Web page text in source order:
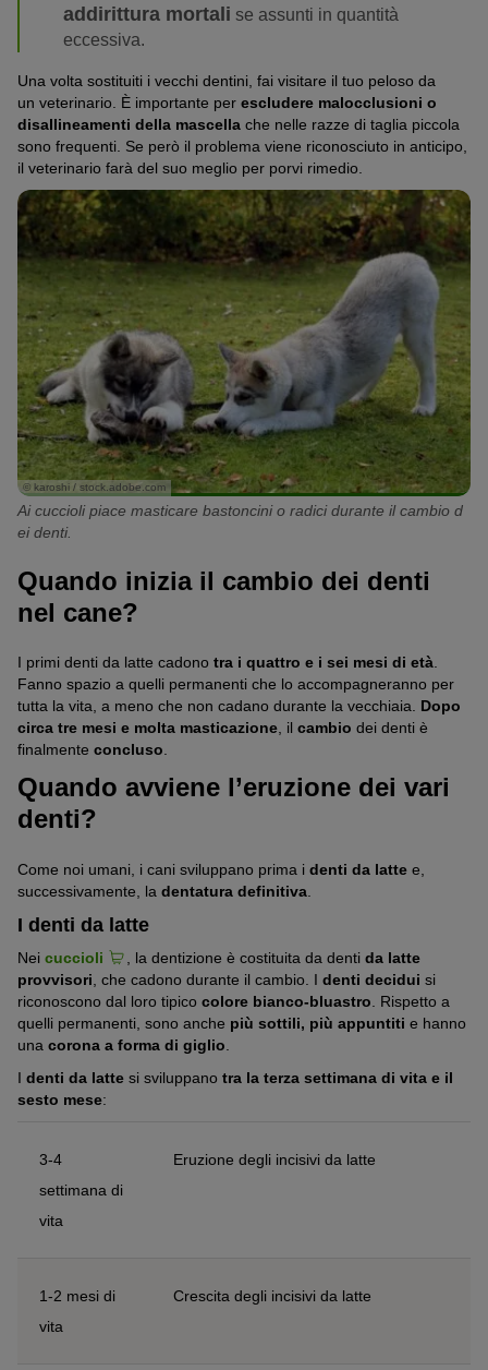
addirittura mortali se assunti in quantità
eccessiva.
Una volta sostituiti i vecchi dentini, fai visitare il tuo peloso da
un veterinario. È importante per escludere malocclusioni o
disallineamenti della mascella che nelle razze di taglia piccola
sono frequenti. Se però il problema viene riconosciuto in anticipo,
il veterinario farà del suo meglio per porvi rimedio.
© karoshi / stock.adobe.com
Ai cuccioli piace masticare bastoncini o radici durante il cambio d
ei denti.
Quando inizia il cambio dei denti
nel cane?
I primi denti da latte cadono tra i quattro e i sei mesi di età
Fanno spazio a quelli permanenti che lo accompagneranno per
tutta la vita, a meno che non cadano durante la vecchiaia. Dopo
circa tre mesi e molta masticazione , il cambio dei denti è
finalmente concluso
Quando avviene l’eruzione dei vari
denti?
Come noi umani, i cani sviluppano prima i denti da latte e,
successivamente, la dentatura definitiva
I denti da latte
Nei cuccioli , la dentizione è costituita da denti da latte
provvisori , che cadono durante il cambio. I denti decidui si
riconoscono dal loro tipico colore bianco-bluastro . Rispetto a
quelli permanenti, sono anche più sottili, più appuntiti e hanno
una corona a forma di giglio
I denti da latte si sviluppano tra la terza settimana di vita e il
sesto mese:
3-4
settimana di
vita
Eruzione degli incisivi da latte
1-2 mesi di
vita
Crescita degli incisivi da latte